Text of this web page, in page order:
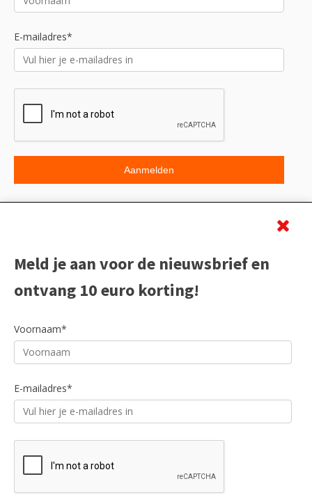
E-mailadres*
Meld je aan voor de nieuwsbrief en
ontvang 10 euro korting!
Voornaam*
E-mailadres*